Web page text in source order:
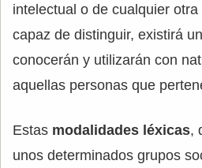
intelectual o de cualquier
capaz de distinguir, existirá
conocerán y utilizarán con
aquellas personas que
Estas modalidades léxicas,
unos determinados grupos